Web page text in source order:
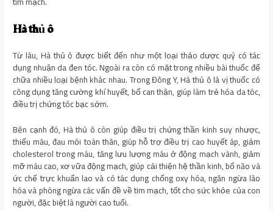
Hà thủ ô
Từ lâu, Hà thủ ô được biết đến như một loại thảo dược quý có tác
dụng nhuận da đen tóc. Ngoài ra còn có mặt trong nhiều bài thuốc để
chữa nhiều loại bệnh khác nhau. Trong Đông Y, Hà thủ ô là vị thuốc có
công dụng tăng cường khí huyết, bổ can thận, giúp làm trẻ hóa da tóc,
điều trị chứng tóc bạc sớm.
Bên cạnh đó, Hà thủ ô còn giúp điều trị chứng thần kinh suy nhược,
thiếu máu, đau mỏi toàn thân, giúp hỗ trợ điều trị cao huyết áp, giảm
cholesterol trong máu, tăng lưu lượng máu ở động mạch vành, giảm
mỡ máu cao, xơ vữa động mạch, giúp cải thiện hệ thần kinh, bổ não và
ức chế trực khuẩn lao và có tác dụng chống oxy hóa, ngăn ngừa lão
hóa và phòng ngừa các vấn đề về tim mạch, tốt cho sức khỏe của con
người, đặc biệt là người cao tuổi.